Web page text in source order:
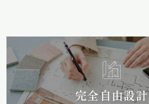
完全自由設計